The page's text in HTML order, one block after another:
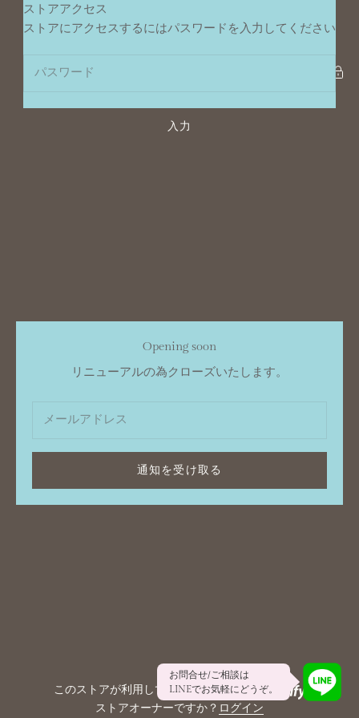
コンテンツへスキップ
ストアアクセス
ストアにアクセスするにはパスワードを入力してください
入力
Opening soon
リニューアルの為クローズいたします。
通知を受け取る
このストアが利用しているシステムは
ストアオーナーですか？ ログイン
お問合せ/ご相談は
LINEでお気軽にどうぞ。